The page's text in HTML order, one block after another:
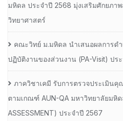
มหิดล ประจำปี 2568 มุ่งเสริมศักยภา
วิทยาศาสตร์
คณะวิทย์ ม.มหิดล นำเสนอผลการด
ปฏิบัติงานของส่วนงาน (PA-Visit) ปร
ภาควิชาเคมี รับการตรวจประเมิน
ตามเกณฑ์ AUN-QA มหาวิทยาลัยมหิด
ASSESSMENT) ประจำปี 2567